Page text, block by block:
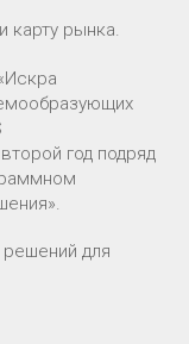
карту рынка.
год подряд
для